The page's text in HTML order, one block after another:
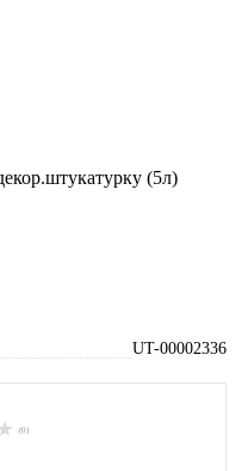
UT-00002336
(0)